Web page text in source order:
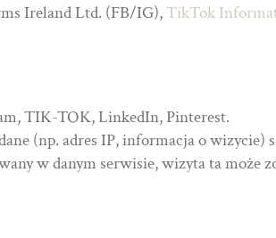
Ireland Ltd. (FB/IG),TikTok
TIK-TOK, LinkedIn, Pinterest.
(np. adres IP, informacja o wizycie)
w danym serwisie, wizyta ta może